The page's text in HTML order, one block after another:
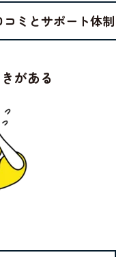
ミとサポート体制
がある